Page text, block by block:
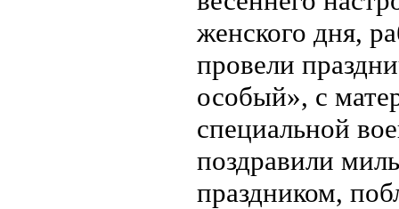
женского дня,
провели
особый», с
специальной
поздравили
праздником,